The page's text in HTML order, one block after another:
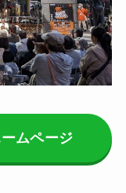
ムページ